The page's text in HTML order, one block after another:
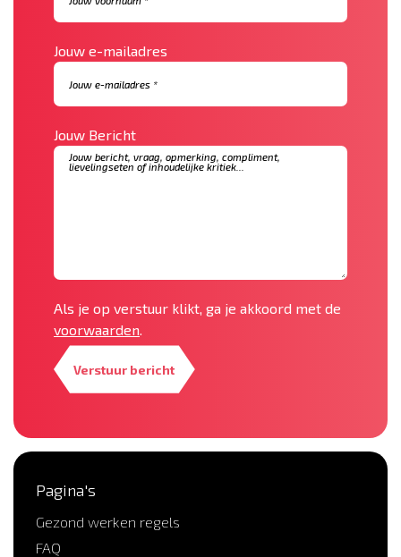
Jouw e-mailadres
Jouw Bericht
Als je op verstuur klikt, ga je akkoord met de
voorwaarden.
Verstuur bericht
Pagina's
Gezond werken regels
FAQ